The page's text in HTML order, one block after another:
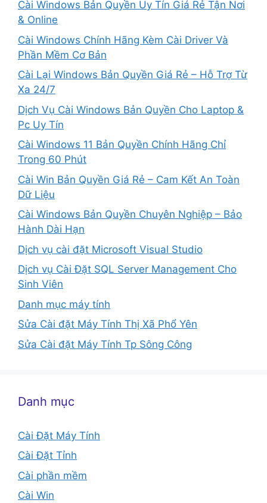
Cài Windows Bản Quyền Uy Tín Giá Rẻ Tận Nơi
& Online
Cài Windows Chính Hãng Kèm Cài Driver Và
Phần Mềm Cơ Bản
Cài Lại Windows Bản Quyền Giá Rẻ – Hỗ Trợ Từ
Xa 24/7
Dịch Vụ Cài Windows Bản Quyền Cho Laptop &
Pc Uy Tín
Cài Windows 11 Bản Quyền Chính Hãng Chỉ
Trong 60 Phút
Cài Win Bản Quyền Giá Rẻ – Cam Kết An Toàn
Dữ Liệu
Cài Windows Bản Quyền Chuyên Nghiệp – Bảo
Hành Dài Hạn
Dịch vụ cài đặt Microsoft Visual Studio
Dịch vụ Cài Đặt SQL Server Management Cho
Sinh Viên
Danh mục máy tính
Sửa Cài đặt Máy Tính Thị Xã Phổ Yên
Sửa Cài đặt Máy Tính Tp Sông Công
Danh mục
Cài Đặt Máy Tính
Cài Đặt Tỉnh
Cài phần mềm
Cài Win